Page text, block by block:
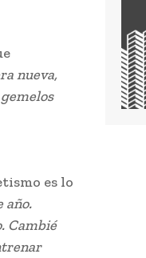
nueva,
es lo
año.
Cambié